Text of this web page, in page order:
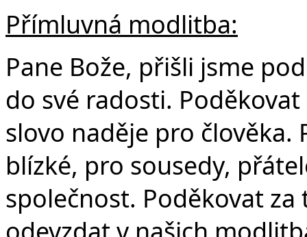
Přímluvná modlitba:
Pane Bože, přišli jsme
do své radosti.
slovo naděje pro člověka.
blízké, pro sousedy,
společnost. Poděkovat za